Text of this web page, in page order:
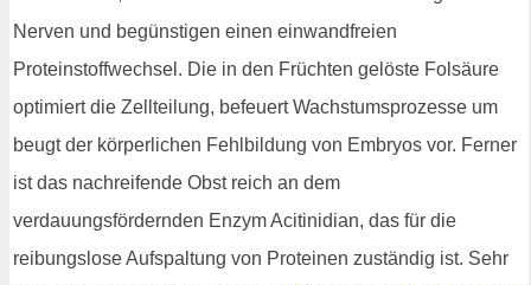
Nerven und begünstigen einen einwandfreien
Proteinstoffwechsel. Die in den Früchten gelöste Folsäure
optimiert die Zellteilung, befeuert Wachstumsprozesse um
beugt der körperlichen Fehlbildung von Embryos vor. Ferner
ist das nachreifende Obst reich an dem
verdauungsfördernden Enzym Acitinidian, das für die
reibungslose Aufspaltung von Proteinen zuständig ist. Sehr